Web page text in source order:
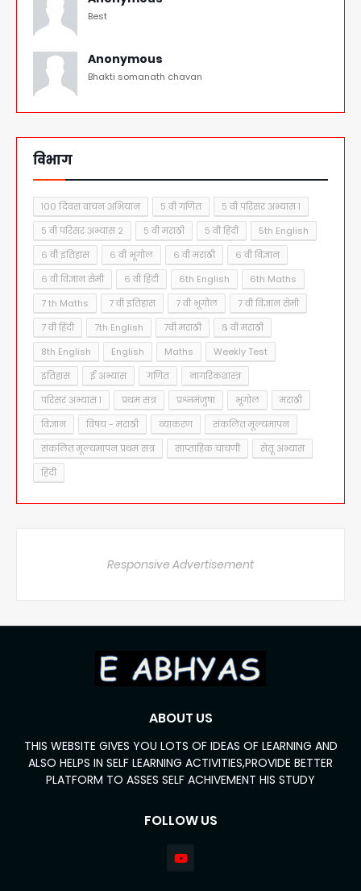
Best
Anonymous
Bhakti somanath chavan
विभाग
१०० दिवस वाचन अभियान ५ वी गणित
५ वी परिसर अभ्यास १
५ वी परिसर अभ्यास २
५ वी मराठी ५ वी हिंदी
5th English
६ वी इतिहास
६ वी भूगोल ६ वी मराठी
६ वी विज्ञान
६ वी विज्ञान सेमी
६ वी हिंदी 6th English
6th Maths
7 th Maths
7 वी इतिहास 7 वी भूगोल
7 वी विज्ञान सेमी
7 वी हिंदी
7th English 7वी मराठी
८ वी मराठी
8th English
English Maths
Weekly Test
इतिहास
ई अभ्यास गणित
नागरिकशास्त्र
परिसर अभ्यास १
प्रथम सत्र प्रश्नमंजुषा भूगोल
मराठी
विज्ञान
विषय - मराठी व्याकरण
संकलित मूल्यमापन
संकलित मूल्यमापन प्रथम सत्र
साप्ताहिक चाचणी
सेतू अभ्यास
हिंदी
Responsive Advertisement
ABOUT US
THIS WEBSITE GIVES YOU LOTS OF IDEAS OF LEARNING AND
ALSO HELPS IN SELF LEARNING ACTIVITIES,PROVIDE BETTER
PLATFORM TO ASSES SELF ACHIVEMENT HIS STUDY
FOLLOW US